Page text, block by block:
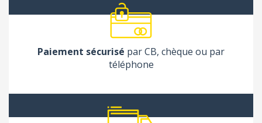
Paiement sécurisé par CB, chèque ou par
téléphone